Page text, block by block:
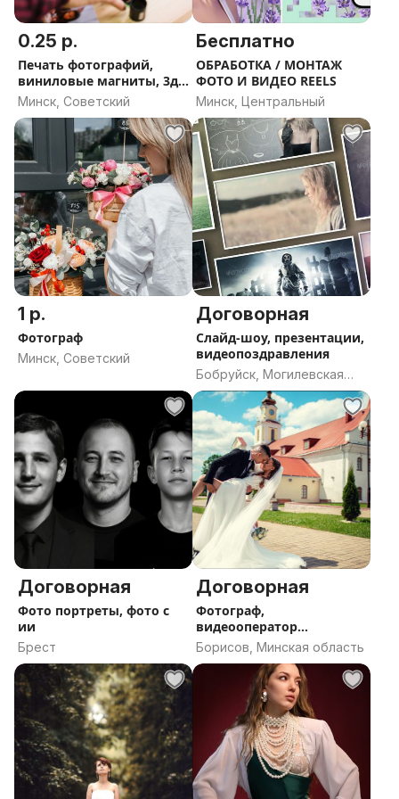
Репортажные съёмки — мероприятия, корпоративы,
конференции, открытия, презентации. Возможна
организация фотозоны, выезд с профессиональным
светом и оборудованием.
Почему выбирают меня:
Более 20 лет опыта в коммерческой фотографии
Современная техника и студийный свет
Знание требований маркетплейсов и рекламных
агентств
Быстрая, аккуратная постобработка
Ответственный подход, соблюдение сроков
Выезд на объект, помощь с реквизитом и
постановкой
Работаю по городу, области, стране и за пределами.
Портфолио — по запросу.
Гибкие условия, обсуждение задач — по телефону
или в сообщениях.
0.25 р.
Печать фотографий,
виниловые магниты, 3д
стикеры
Минск, Советский
Бесплатно
ОБРАБОТКА / МОНТАЖ
ФОТО И ВИДЕО REELS
Минск, Центральный
1 р.
Фотограф
Минск, Советский
Договорная
Слайд-шоу, презентации,
видеопоздравления
Бобруйск, Могилевская
область
Договорная
Фото портреты, фото с
ии
Брест
Договорная
Фотограф,
видеооператор
(фотосъёмка, видеограф)
Борисов, Минская область